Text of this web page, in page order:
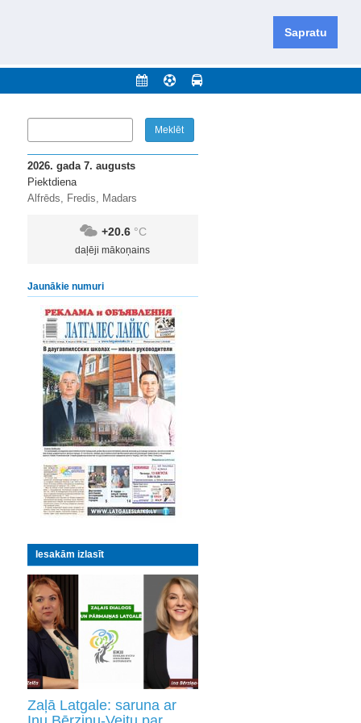
Sapratu
novadu un apkārtējos novadus un pilsētas.
2026. gada 7. augusts
Piektdiena
Alfrēds, Fredis, Madars
+20.6 °C
daļēji mākoņains
Jaunākie numuri
Iesakām izlasīt
Zaļā Latgale: saruna ar